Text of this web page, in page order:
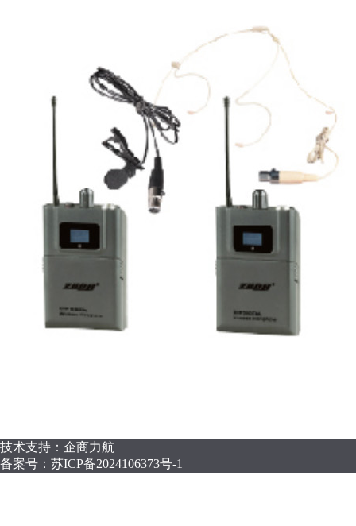
技术支持：企商力航
备案号： 苏ICP备2024106373号-1